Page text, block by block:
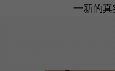
一新的真